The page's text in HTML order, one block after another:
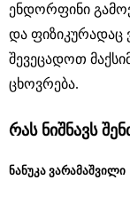
ენდორფინი
და ფიზიკურადაც
შევეცადოთ
ცხოვრება.
რას ნიშნავს
ნანუკა ვარამაშვილი